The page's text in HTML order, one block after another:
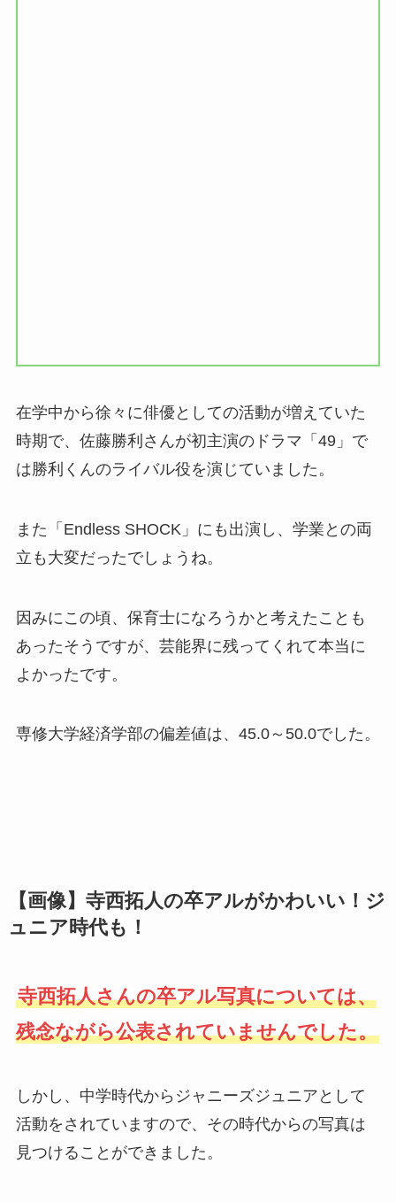
在学中から徐々に俳優としての活動が増えていた
時期で、佐藤勝利さんが初主演のドラマ「49」で
は勝利くんのライバル役を演じていました。
また「Endless SHOCK」にも出演し、学業との両
立も大変だったでしょうね。
因みにこの頃、保育士になろうかと考えたことも
あったそうですが、芸能界に残ってくれて本当に
よかったです。
専修大学経済学部の偏差値は、45.0～50.0でした。
【画像】寺西拓人の卒アルがかわいい！ジ
ュニア時代も！
寺西拓人さんの卒アル写真については、
残念ながら公表されていませんでした。
しかし、中学時代からジャニーズジュニアとして
活動をされていますので、その時代からの写真は
見つけることができました。